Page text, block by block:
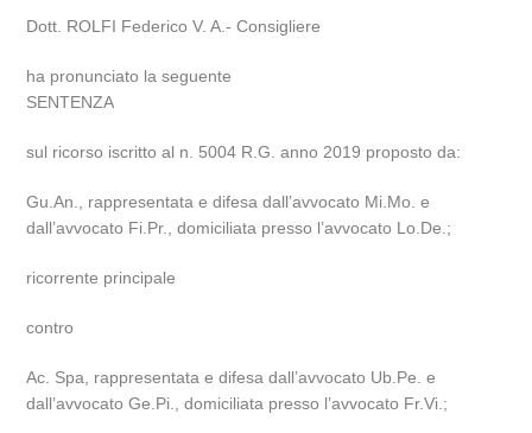
Dott. ROLFI Federico V. A.- Consigliere
ha pronunciato la seguente
SENTENZA
sul ricorso iscritto al n. 5004 R.G. anno 2019 proposto da:
Gu.An., rappresentata e difesa dall’avvocato Mi.Mo. e
dall’avvocato Fi.Pr., domiciliata presso l’avvocato Lo.De.;
ricorrente principale
contro
Ac. Spa, rappresentata e difesa dall’avvocato Ub.Pe. e
dall’avvocato Ge.Pi., domiciliata presso l’avvocato Fr.Vi.;